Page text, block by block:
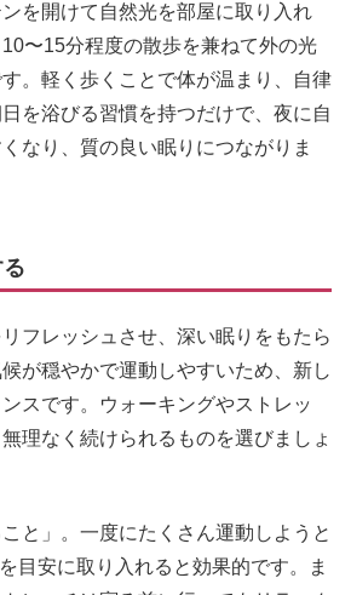
を開けて自然光を部屋に取り入れ
〜15分程度の散歩を兼ねて外の光
。軽く歩くことで体が温まり、自律
を浴びる習慣を持つだけで、夜に自
なり、質の良い眠りにつながりま
フレッシュさせ、深い眠りをもたら
が穏やかで運動しやすいため、新し
スです。ウォーキングやストレッ
理なく続けられるものを選びましょ
と」。一度にたくさん運動しようと
目安に取り入れると効果的です。ま